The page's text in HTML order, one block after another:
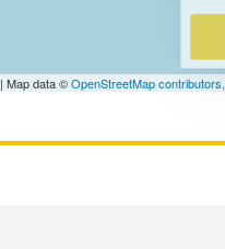
| Map data ©OpenStreetMap contributors,